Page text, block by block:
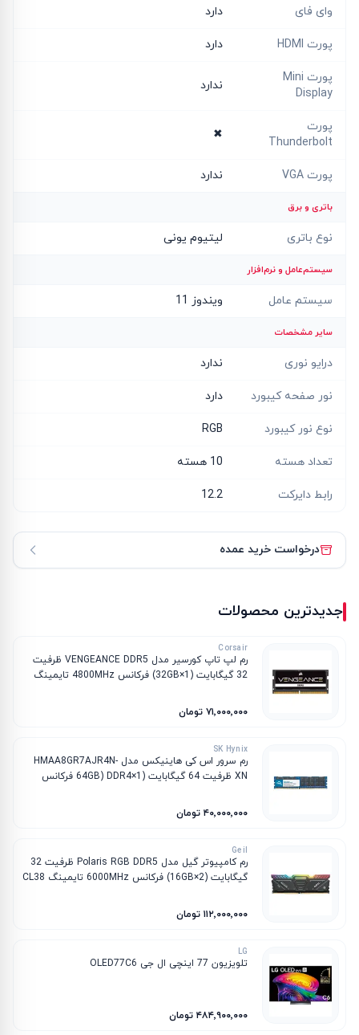
وای فای دارد
پورت HDMI دارد
پورت Mini
Display
ندارد
پورت
Thunderbolt
✖
پورت VGA ندارد
باتری و برق
نوع باتری لیتیوم یونی
سیستم‌عامل و نرم‌افزار
سیستم عامل ویندوز 11
سایر مشخصات
درایو نوری ندارد
نور صفحه کیبورد دارد
نوع نور کیبورد RGB
تعداد هسته 10 هسته
رابط دایرکت 12.2
درخواست خرید عمده
جدیدترین محصولات
Corsair
رم لپ تاپ کورسیر مدل VENGEANCE DDR5 ظرفیت
32 گیگابایت (1×32GB) فرکانس 4800MHz تایمینگ
۷۱٬۰۰۰٬۰۰۰ تومان
SK Hynix
رم سرور اس کی هاینیکس مدل HMAA8GR7AJR4N-
XN ظرفیت 64 گیگابایت (1×64GB) DDR4 فرکانس
۴۰٬۰۰۰٬۰۰۰ تومان
Geil
رم کامپیوتر گیل مدل Polaris RGB DDR5 ظرفیت 32
گیگابایت (2×16GB) فرکانس 6000MHz تایمینگ CL38
۱۱۲٬۰۰۰٬۰۰۰ تومان
LG
تلویزیون 77 اینچی ال جی OLED77C6
۴۸۴٬۹۰۰٬۰۰۰ تومان